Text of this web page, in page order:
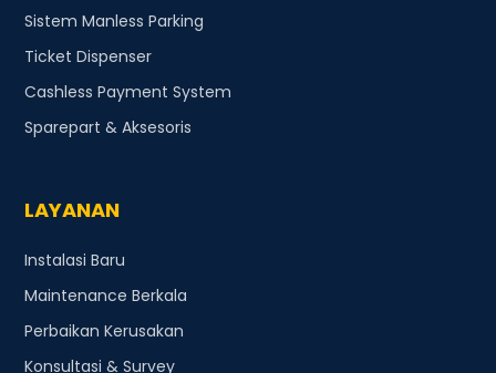
Sistem Manless Parking
Ticket Dispenser
Cashless Payment System
Sparepart & Aksesoris
LAYANAN
Instalasi Baru
Maintenance Berkala
Perbaikan Kerusakan
Konsultasi & Survey